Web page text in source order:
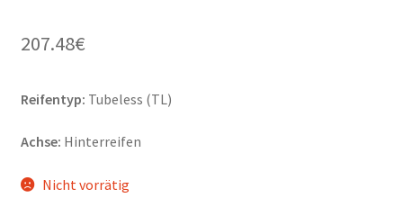
207.48€
Reifentyp: Tubeless (TL)
Achse: Hinterreifen
Nicht vorrätig